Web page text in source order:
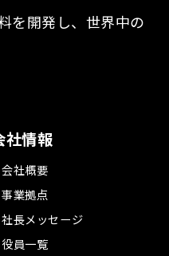
を開発し、世界中の
社情報
会社概要
事業拠点
社長メッセージ
役員一覧